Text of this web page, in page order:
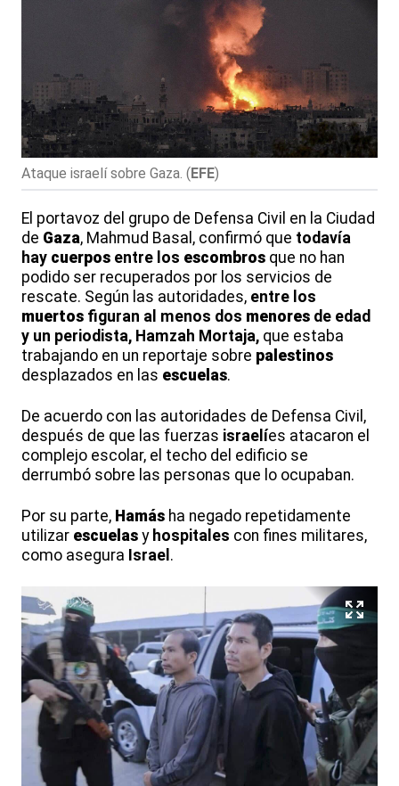
Ataque israelí sobre Gaza. (EFE)
El portavoz del grupo de Defensa Civil en la Ciudad
de Gaza, Mahmud Basal, confirmó que todavía
hay cuerpos entre los escombros que no han
podido ser recuperados por los servicios de
rescate. Según las autoridades, entre los
muertos figuran al menos dos menores de edad
y un periodista, Hamzah Mortaja, que estaba
trabajando en un reportaje sobre palestinos
desplazados en las escuelas.
De acuerdo con las autoridades de Defensa Civil,
después de que las fuerzas israelíes atacaron el
complejo escolar, el techo del edificio se
derrumbó sobre las personas que lo ocupaban.
Por su parte, Hamás ha negado repetidamente
utilizar escuelas y hospitales con fines militares,
como asegura Israel .